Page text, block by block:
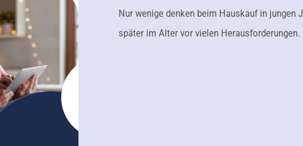
Nur wenige denken beim Hauskauf in
später im Alter vor vielen Herausforderungen.